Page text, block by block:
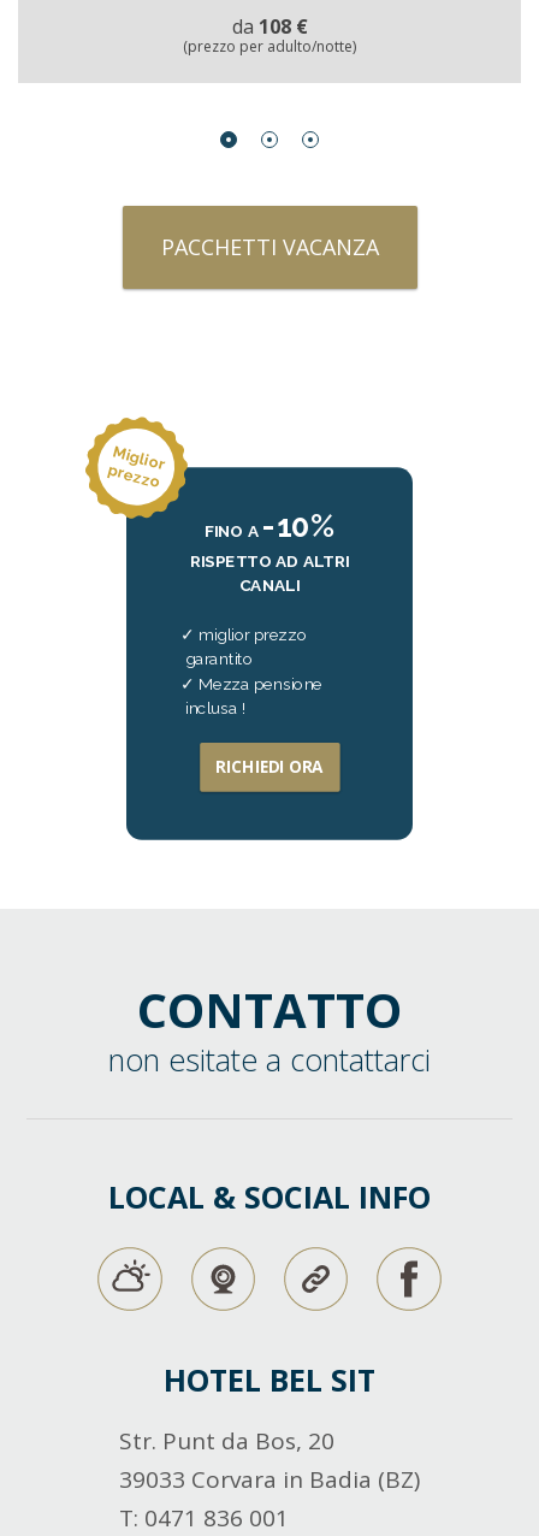
da 108 €
(prezzo per adulto/notte)
PACCHETTI VACANZA
M
ig
lio
r
p
re
zzo
FINO A -10%
RISPETTO AD ALTRI
CANALI
miglior prezzo
garantito
Mezza pensione
inclusa !
RICHIEDI ORA
CONTATTO
non esitate a contattarci
LOCAL & SOCIAL INFO
HOTEL BEL SIT
Str. Punt da Bos, 20
39033 Corvara in Badia (BZ)
T: 0471 836 001